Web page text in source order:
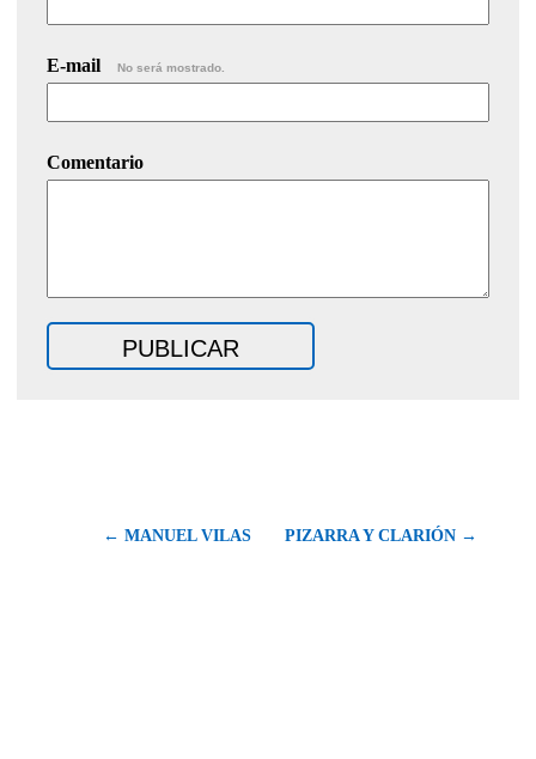
E-mail No será mostrado.
Comentario
← MANUEL VILAS PIZARRA Y CLARIÓN →